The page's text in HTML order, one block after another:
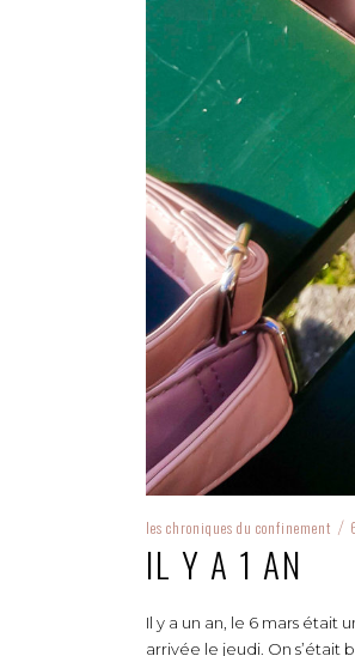
les chroniques du confinement /
IL Y A 1 AN
Il y a un an, le 6 mars était
arrivée le jeudi. On s’était